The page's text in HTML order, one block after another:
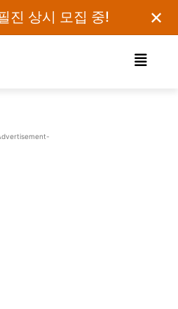
진 상시 모집 중! ✕